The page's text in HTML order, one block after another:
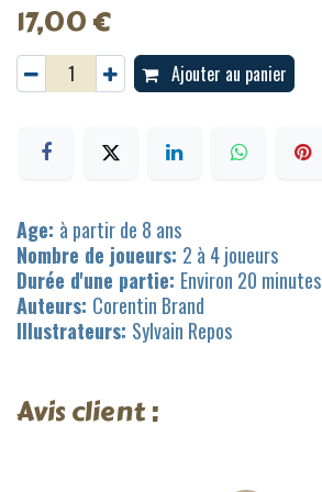
17,00€
Ajouter au panier
Age: à partir de 8 ans
Nombre de joueurs: 2 à 4 joueurs
Durée d'une partie: Environ 20 minutes
Auteurs: Corentin Brand
Illustrateurs: Sylvain Repos
Avis client :